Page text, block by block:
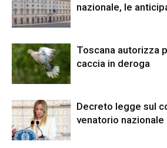
nazionale, le
Toscana autorizza
caccia in deroga
Decreto legge sul
venatorio nazionale